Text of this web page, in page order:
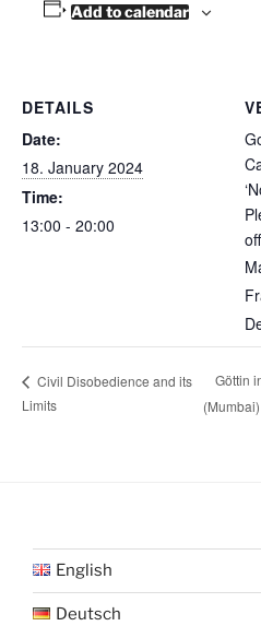
Add to calendar
DETAILS
Date:
18. January 2024
Time:
13:00 - 20:00
Civil Disobedience and its
Limits
Göttin
(Mumbai)
English
Deutsch